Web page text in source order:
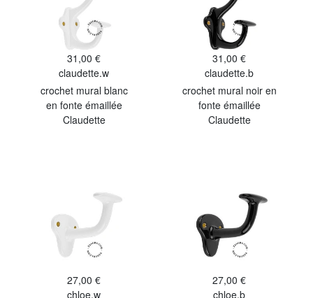
31,00 €
claudette.w
crochet mural blanc
en fonte émaillée
Claudette
31,00 €
claudette.b
crochet mural noir en
fonte émaillée
Claudette
27,00 €
chloe.w
27,00 €
chloe.b